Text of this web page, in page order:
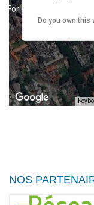
For development
Do you own this
NOS